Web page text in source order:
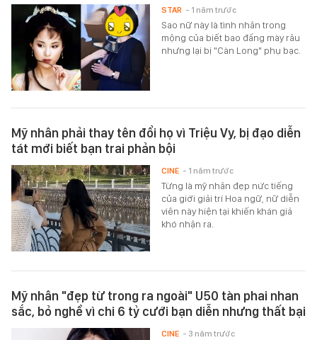
Sao nữ này là tình nhân trong
mộng của biết bao đấng mày râu
nhưng lại bị "Càn Long" phụ bạc.
STAR - 1 năm trước
Mỹ nhân phải thay tên đổi họ vì Triệu Vy, bị đạo diễn
tát mới biết bạn trai phản bội
Từng là mỹ nhân đẹp nức tiếng
của giới giải trí Hoa ngữ, nữ diễn
viên này hiện tại khiến khán giả
khó nhận ra.
CINE - 1 năm trước
Mỹ nhân "đẹp từ trong ra ngoài" U50 tàn phai nhan
sắc, bỏ nghề vì chi 6 tỷ cưới bạn diễn nhưng thất bại
CINE - 3 năm trước